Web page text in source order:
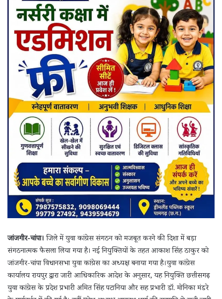
जांजगीर-चांपा।जिले में युवा कांग्रेस संगठन को मजबूत करने की दिशा में बड़ा
संगठनात्मक फैसला लिया गया है। नई नियुक्तियों के तहत आकाश सिंह ठाकुर को
जांजगीर-चांपा विधानसभा युवा कांग्रेस का अध्यक्ष बनाया गया है।युवा कांग्रेस
कार्यालय रायपुर द्वारा जारी आधिकारिक आदेश के अनुसार, यह नियुक्ति छत्तीसगढ़
युवा कांग्रेस के प्रदेश प्रभारी अमित सिंह पटानिया और सह प्रभारी डॉ. मोनिका मंडरे